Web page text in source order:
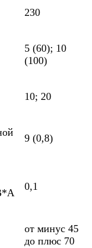
230
5 (60); 10
(100)
10; 20
9 (0,8)
0,1
от минус 45
до плюс 70